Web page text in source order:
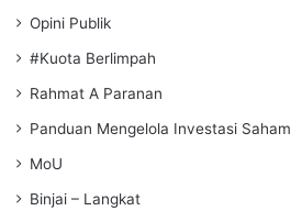
Opini Publik
#Kuota Berlimpah
Rahmat A Paranan
Panduan Mengelola Investasi Saham
MoU
Binjai – Langkat